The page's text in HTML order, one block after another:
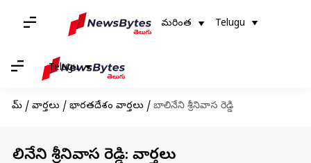
మరింత Telugu
Telugu
హోమ్ / వార్తలు / భారతదేశం వార్తలు / బాలినేని శ్రీనివాస రెడ్డి
బాలినేని శ్రీనివాస రెడ్డి: వార్తలు